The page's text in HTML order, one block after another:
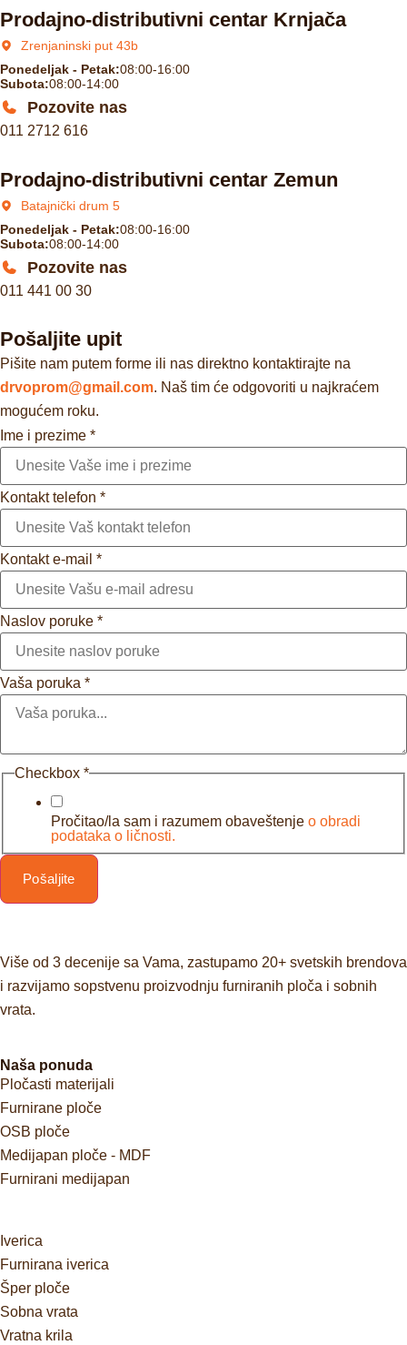
Prodajno-distributivni centar Krnjača
Zrenjaninski put 43b
Ponedeljak - Petak:08:00-16:00
Subota:08:00-14:00
Pozovite nas
011 2712 616
Prodajno-distributivni centar Zemun
Batajnički drum 5
Ponedeljak - Petak:08:00-16:00
Subota:08:00-14:00
Pozovite nas
011 441 00 30
Pošaljite upit
Pišite nam putem forme ili nas direktno kontaktirajte na
drvoprom@gmail.com. Naš tim će odgovoriti u najkraćem
mogućem roku.
Ime i prezime *
Kontakt telefon *
Kontakt e-mail *
Naslov poruke *
Vaša poruka *
Checkbox *
Pročitao/la sam i razumem obaveštenje o obradi
podataka o ličnosti.
Pošaljite
Više od 3 decenije sa Vama, zastupamo 20+ svetskih brendova
i razvijamo sopstvenu proizvodnju furniranih ploča i sobnih
vrata.
Naša ponuda
Pločasti materijali
Furnirane ploče
OSB ploče
Medijapan ploče - MDF
Furnirani medijapan
Iverica
Furnirana iverica
Šper ploče
Sobna vrata
Vratna krila